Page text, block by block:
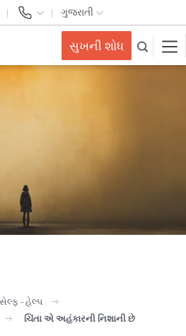
ગુજરાતી
સુખની શોધ
સેલ્ફ - હેલ્પ
ચિંતા એ અહંકારની નિશાની છે